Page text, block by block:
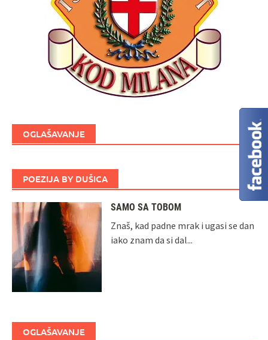
OGLAŠAVANJE
POEZIJA BY DUŠICA
SAMO SA TOBOM
Znaš, kad padne mrak i ugasi se dan
iako znam da si dal...
OGLAŠAVANJE